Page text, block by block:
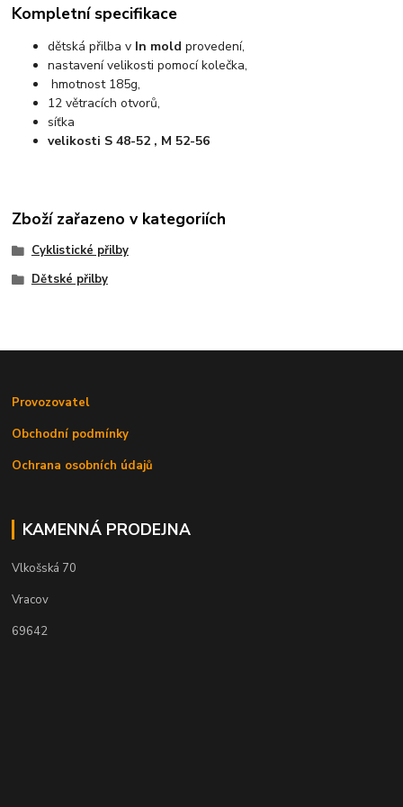
Kompletní specifikace
dětská přilba v In mold provedení,
nastavení velikosti pomocí kolečka,
hmotnost 185g,
12 větracích otvorů,
síťka
velikosti S 48-52 , M 52-56
Zboží zařazeno v kategoriích
Cyklistické přilby
Dětské přilby
Provozovatel
Obchodní podmínky
Ochrana osobních údajů
KAMENNÁ PRODEJNA
Vlkošská 70
Vracov
69642